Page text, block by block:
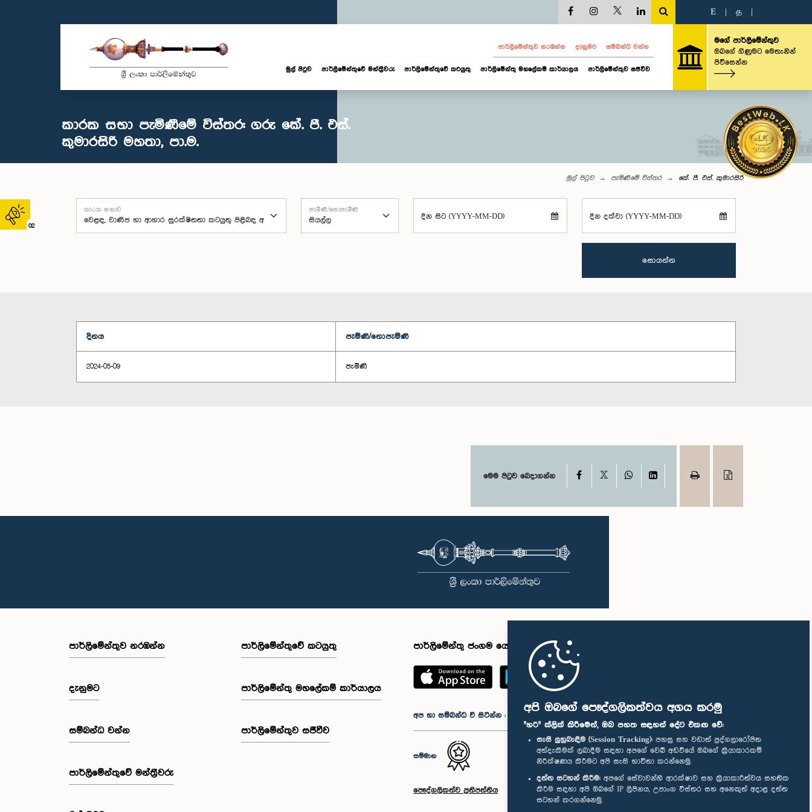
අපි ඔබගේ පෞද්ගලිකත්වය අගය කරමු
"හරි" ක්ලික් කිරීමෙන්, ඔබ පහත සඳහන් දේට එකඟ වේ:
සැසි ලුහුබැඳීම (Session Tracking): පහසු සහ වඩාත් පුද්ගලාරෝපිත
අත්දැකීමක් ලබාදීම සඳහා අපගේ වෙබ් අඩවියේ ඔබගේ ක්‍රියාකාරකම්
නිරීක්ෂණය කිරීමට අපි සැසි භාවිතා කරන්නෙමු.
දත්ත සටහන් කිරීම: අපගේ සේවාවන්හි ආරක්ෂාව සහ ක්‍රියාකාරීත්වය සහතික
කිරීම සඳහා අපි ඔබගේ IP ලිපිනය, උපාංග විස්තර සහ අනෙකුත් අදාළ දත්ත
සටහන් කරගන්නෙමු.
02
E த
පාර්ලි‌මේන්තුව නරඹන්න දැනුමට සම්බන්ධ වන්න
මුල් පිටුව පාර්ලි‌මේන්තුවේ මන්ත්‍රීවරු පාර්ලිමේන්තුවේ කටයුතු පාර්ලිමේන්තු මහලේකම් කාර්යාලය පාර්ලිමේන්තුව සජීවීව
මගේ පාර්ලිමේන්තුව
ඔබගේ ගිණුමට මෙතැනින්
පිවිසෙන්න
කාරක සභා පැමිණීමේ විස්තර: ගරු කේ. පී. එස්.
කුමාරසිරි මහතා, පා.ම.
මුල් පිටුව පැමිණීමේ විස්තර කේ. පී. එස්. කුමාරසිරි
කාරක සභාව පැමිණි/නොපැමිණි
දින සිට (YYYY-MM-DD) දින දක්වා (YYYY-MM-DD)
සොයන්න
දිනය පැමිණි/නොපැමිණි
2024-05-09 පැමිණි
මෙම පිටුව බෙදාගන්න Facebook WhatsAppLinkedIn
පාර්ලි‌මේන්තුව නරඹන්න
දැනුමට
සම්බන්ධ වන්න
පාර්ලි‌මේන්තුවේ මන්ත්‍රීවරු
පාර්ලිමේන්තුවේ කටයුතු
පාර්ලිමේන්තු මහලේකම් කාර්යාලය
පාර්ලිමේන්තුව සජීවීව
පාර්ලිමේන්තු ජංගම යෙදුම
අප හා සම්බන්ධ වී සිටින්න :
සම්මාන
පෞද්ගලිකත්ව ප්‍රතිපත්තිය